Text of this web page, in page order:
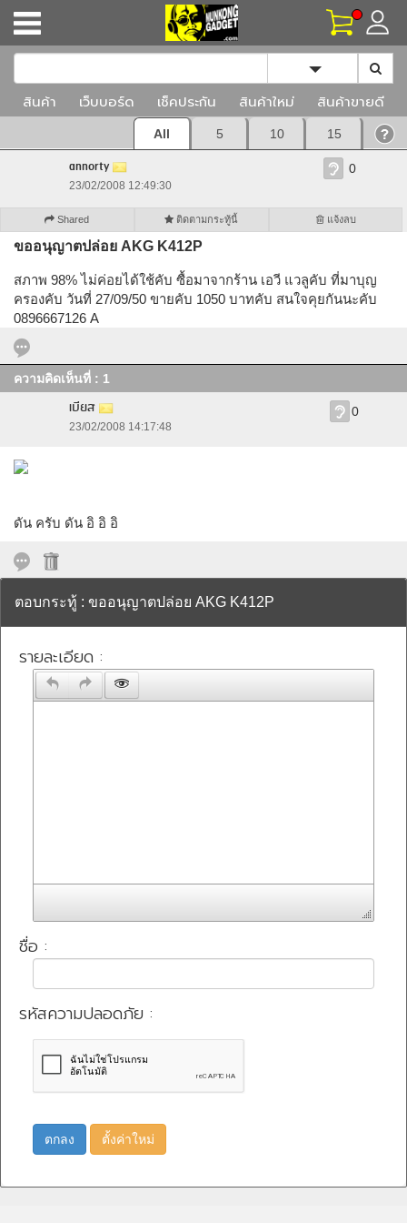
Toggle
สินค้า เว็บบอร์ด เช็คประกัน สินค้าใหม่ สินค้าขายดี
All 5 10 15
annorty
23/02/2008 12:49:30
0
Shared ติดตามกระทู้นี้ แจ้งลบ
ขออนุญาตปล่อย AKG K412P
สภาพ 98% ไม่ค่อยได้ใช้คับ ซื้อมาจากร้าน เอวี แวลูคับ ที่มาบุญ
ครองคับ วันที่ 27/09/50 ขายคับ 1050 บาทคับ สนใจคุยกันนะคับ
0896667126 A
ความคิดเห็นที่ : 1
เบียส
23/02/2008 14:17:48
0
ดัน ครับ ดัน อิ อิ อิ
ตอบกระทู้ : ขออนุญาตปล่อย AKG K412P
รายละเอียด :
ชื่อ :
รหัสความปลอดภัย :
ตกลง ตั้งค่าใหม่